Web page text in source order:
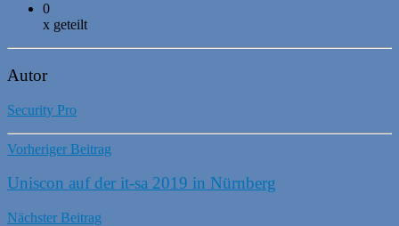
0
x geteilt
Autor
Security Pro
Vorheriger Beitrag
Uniscon auf der it-sa 2019 in Nürnberg
Nächster Beitrag